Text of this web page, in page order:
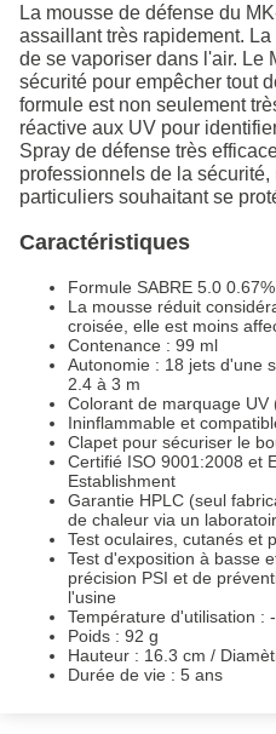
La mousse de défense du
assaillant très rapidement.
de se vaporiser dans l'air. Le
sécurité pour empêcher tout
formule est non seulement
réactive aux UV pour
Spray de défense très
professionnels de la
particuliers souhaitant se
Caractéristiques
Formule SABRE 5.0
La mousse réduit
croisée, elle est moins
Contenance : 99 ml
Autonomie : 18 jets d'une
2.4 à 3 m
Colorant de marquage UV
Ininflammable et
Clapet pour sécuriser le
Certifié ISO 9001:2008 et
Establishment
Garantie HPLC (seul
de chaleur via un
Test oculaires, cutanés et
Test d'exposition à basse
précision PSI et de
l'usine
Température d'utilisation :
Poids : 92 g
Hauteur : 16.3 cm /
Durée de vie : 5 ans